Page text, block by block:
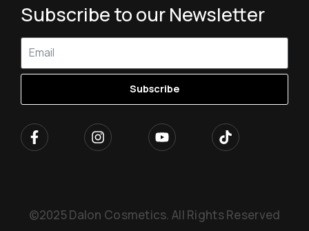
Subscribe to our Newsletter
Subscribe
©2025 Dalon Cosmetics. All Rights Reserved